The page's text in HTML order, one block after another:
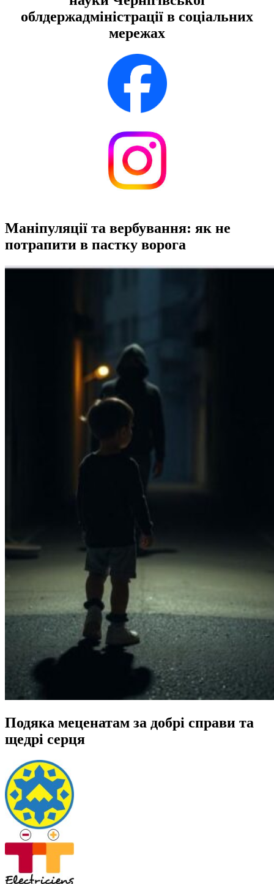
облдержадміністрації в соціальних
мережах
Маніпуляції та вербування: як не
потрапити в пастку ворога
Подяка меценатам за добрі справи та
щедрі серця